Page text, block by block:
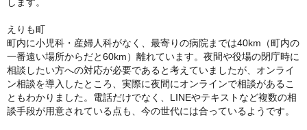
えりも町
町内に小児科・産婦人科がなく、最寄りの病院までは40km（町内の
一番遠い場所からだと60km）離れています。夜間や役場の閉庁時に
相談したい方への対応が必要であると考えていましたが、オンライ
ン相談を導入したところ、実際に夜間にオンラインで相談があるこ
ともわかりました。電話だけでなく、LINEやテキストなど複数の相
談手段が用意されている点も、今の世代には合っているようです。